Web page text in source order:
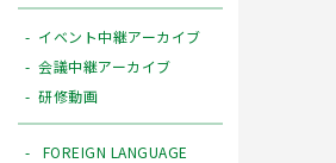
イベント中継アーカイブ
会議中継アーカイブ
研修動画
FOREIGN LANGUAGE